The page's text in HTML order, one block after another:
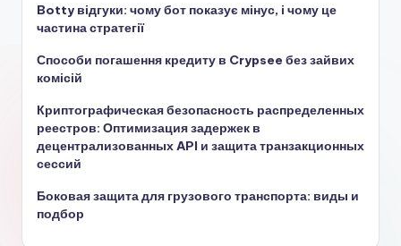
Botty відгуки: чому бот показує мінус, і чому це
частина стратегії
Способи погашення кредиту в Crypsee без зайвих
комісій
Криптографическая безопасность распределенных
реестров: Оптимизация задержек в
децентрализованных API и защита транзакционных
сессий
Боковая защита для грузового транспорта: виды и
подбор